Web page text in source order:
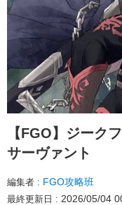
【FGO】 ジーク
サーヴァント
編集者 FGO攻略班
最終更新日 2026/05/04